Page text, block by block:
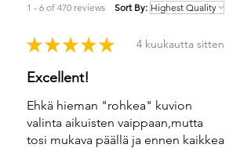
1 - 6 of 470 reviews Sort By:
★ ★ ★ ★ ★ 4 kuukautta sitten
Excellent!
Ehkä hieman "rohkea" kuvion
valinta aikuisten vaippaan,mutta
tosi mukava päällä ja ennen kaikkea